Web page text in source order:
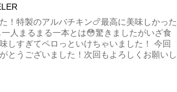
！特製のアルバチキン🍗最高に美味しかった
人まるまる一本とは😳驚きましたがいざ食
しすぎてペロっといけちゃいました！ 今回
とうございました！次回もよろしくお願いし